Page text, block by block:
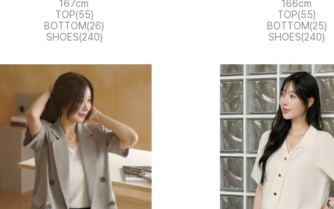
167cm
TOP(55)
BOTTOM(26)
SHOES(240)
166cm
TOP(55)
BOTTOM(25)
SHOES(240)